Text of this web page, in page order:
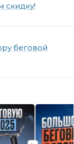
скидку!
беговой